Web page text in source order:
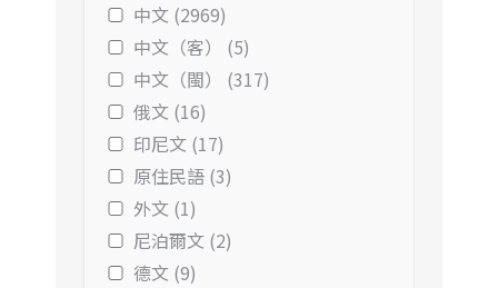
中文 (2969)
中文（客） (5)
中文（閩） (317)
俄文 (16)
印尼文 (17)
原住民語 (3)
外文 (1)
尼泊爾文 (2)
德文 (9)